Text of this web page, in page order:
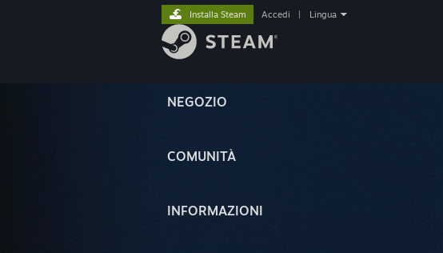
NEGOZIO
COMUNITÀ
INFORMAZIONI
Installa Steam Accedi Lingua